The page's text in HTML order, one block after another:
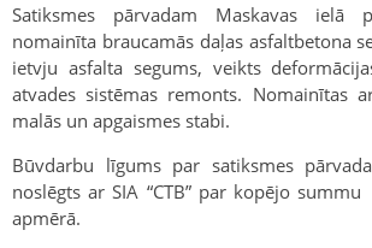
Satiksmes pārvadam Maskavas ielā
nomainīta braucamās daļas asfaltbetona
ietvju asfalta segums, veikts
atvades sistēmas remonts. Nomainītas
malās un apgaismes stabi.
Būvdarbu līgums par satiksmes
noslēgts ar SIA “CTB” par kopējo
apmērā.